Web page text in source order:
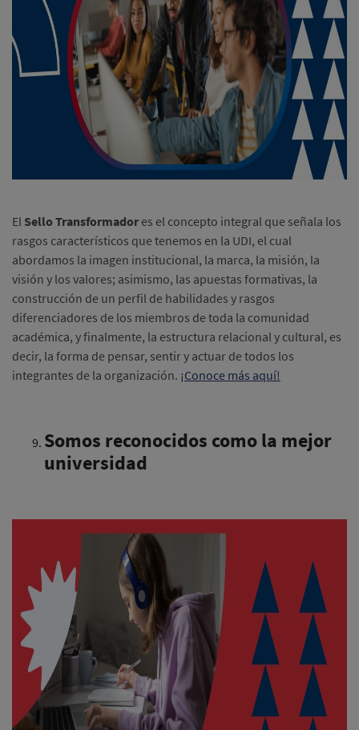
El Sello Transformadores el concepto integral que señala los
rasgos característicos que tenemos en la UDI, el cual
abordamos la imagen institucional, la marca, la misión, la
visión y los valores; asimismo, las apuestas formativas, la
construcción de un perfil de habilidades y rasgos
diferenciadores de los miembros de toda la comunidad
académica, y finalmente, la estructura relacional y cultural, es
decir, la forma de pensar, sentir y actuar de todos los
integrantes de la organización. ¡Conoce más aquí!
Somos reconocidos como la mejor
universidad